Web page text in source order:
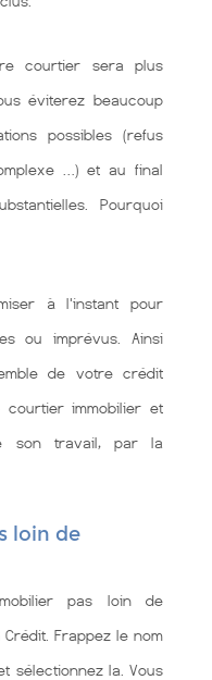
courtier sera plus
éviterez beaucoup
possibles (refus
…) et au final
Pourquoi
à l'instant pour
ou imprévus. Ainsi
de votre crédit
courtier immobilier et
son travail, par la
loin de
pas loin de
Frappez le nom
sélectionnez la. Vous